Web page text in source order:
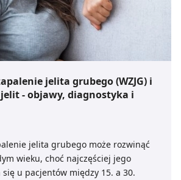
jelita grubego (WZJG) i
- objawy, diagnostyka i
jelita grubego może rozwinąć
wieku, choć najczęściej jego
u pacjentów między 15. a 30.